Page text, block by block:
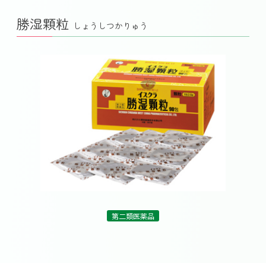
勝湿顆粒 しょうしつかりゅう
第二類医薬品